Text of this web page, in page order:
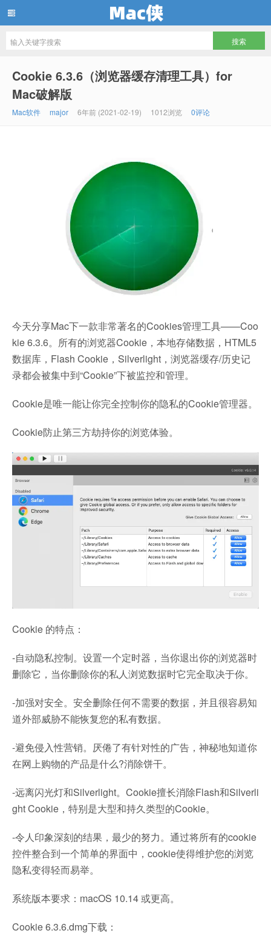
Cookie 6.3.6（浏览器缓存清理工具）for
Mac破解版
Mac软件 major 6年前 (2021-02-19) 1012浏览 0评论
今天分享Mac下一款非常著名的Cookies管理工具——Coo
kie 6.3.6。所有的浏览器Cookie，本地存储数据，HTML5
数据库，Flash Cookie，Silverlight，浏览器缓存/历史记
录都会被集中到“Cookie”下被监控和管理。
Cookie是唯一能让你完全控制你的隐私的Cookie管理器。
Cookie防止第三方劫持你的浏览体验。
Cookie 的特点：
-自动隐私控制。设置一个定时器，当你退出你的浏览器时
删除它，当你删除你的私人浏览数据时它完全取决于你。
-加强对安全。安全删除任何不需要的数据，并且很容易知
道外部威胁不能恢复您的私有数据。
-避免侵入性营销。厌倦了有针对性的广告，神秘地知道你
在网上购物的产品是什么?消除饼干。
-远离闪光灯和Silverlight。Cookie擅长消除Flash和Silverli
ght Cookie，特别是大型和持久类型的Cookie。
-令人印象深刻的结果，最少的努力。通过将所有的cookie
控件整合到一个简单的界面中，cookie使得维护您的浏览
隐私变得轻而易举。
系统版本要求：macOS 10.14 或更高。
Cookie 6.3.6.dmg下载：